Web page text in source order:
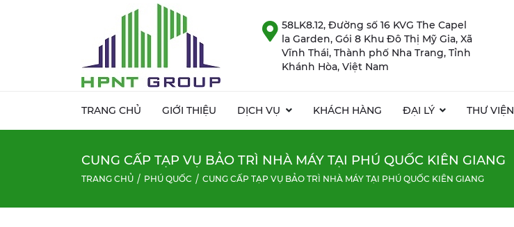
TRANG CHỦ GIỚI THIỆU DỊCH VỤ KHÁCH HÀNG ĐẠI LÝ THƯ VIỆN
58LK8.12, Đường số 16 KVG The Capel
la Garden, Gói 8 Khu Đô Thị Mỹ Gia, Xã
Vĩnh Thái, Thành phố Nha Trang, Tỉnh
Khánh Hòa, Việt Nam
CUNG CẤP TẠP VỤ BẢO TRÌ NHÀ MÁY TẠI PHÚ QUỐC KIÊN GIANG
TRANG CHỦ PHÚ QUỐC CUNG CẤP TẠP VỤ BẢO TRÌ NHÀ MÁY TẠI PHÚ QUỐC KIÊN GIANG